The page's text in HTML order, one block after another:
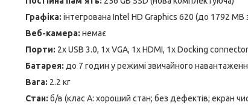
Графіка: інтегрована Intel HD Graphics 620 (до 1792 MB
Веб-камера: немає
Порти: 2x USB 3.0, 1x VGA, 1x HDMI, 1x Docking
Батарея: до 7 годин у режимі звичайного
Вага: 2.2 кг
Стан: б/в (клас А: хороший стан; без дефектів; екран